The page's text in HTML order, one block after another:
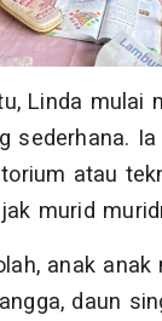
Linda mulai
sederhana.
atau
murid
anak
daun